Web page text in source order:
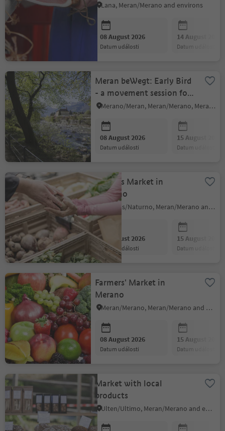
Lana, Meran/Merano and environs
08 August 2026
datum události
14 August 2026
datum události
Meran beWegt: Early Bird
- a movement session for
body and soul
Merano/Meran, Meran/Merano, Meran/Merano and environs
08 August 2026
datum události
15 August 2026
datum události
Farmers Market in
Naturno
Naturns/Naturno, Meran/Merano and environs
08 August 2026
datum události
15 August 2026
datum události
Farmers' Market in
Merano
Meran/Merano, Meran/Merano and environs
08 August 2026
datum události
15 August 2026
datum události
Market with local
products
Ulten/Ultimo, Meran/Merano and environs